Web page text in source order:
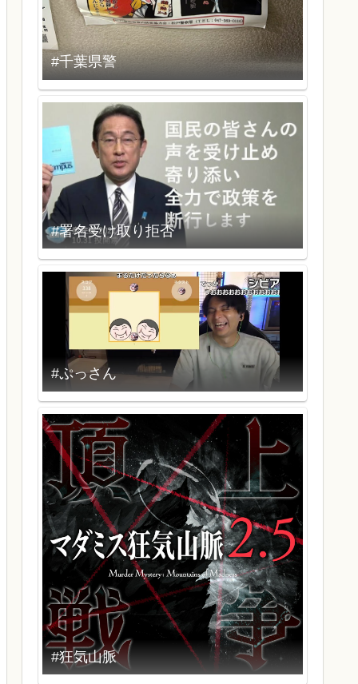
#千葉県警
#署名受け取り拒否
#ぷっさん
#狂気山脈